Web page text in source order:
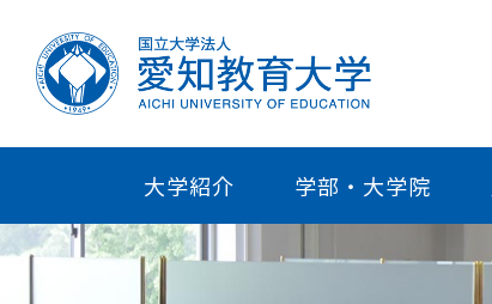
大学紹介 学部・大学院